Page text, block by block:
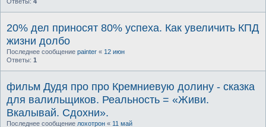
20% дел приносят 80% успеха. Как увеличить КПД
жизни долбо
Последнее сообщение painter « 12 июн
Ответы: 1
фильм Дудя про про Кремниевую долину - сказка
для валильщиков. Реальность = «Живи.
Вкалывай. Сдохни».
Последнее сообщение лохотрон « 11 май